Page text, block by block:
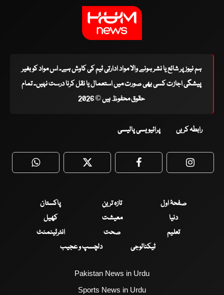
ہم نیوز پر شائع یا نشر ہونے والا مواد ادارتی ٹیم کی کاوش ہے۔ اس مواد کو بغیر
پیشگی اجازت کسی بھی صورت میں استعمال یا نقل کرنا درست نہیں۔ تمام
حقوق محفوظ ہیں © 2026
رابطہ کریں پرائیویسی پالیسی
WhatsApp Twitter Facebook
صفحۂ اول تازہ ترین
پاکستان
دنیا
معیشت
کھیل
تعلیم
صحت
انٹرٹینمنٹ
ٹیکنالوجی
دلچسپ و عجیب
Pakistan News in Urdu
Sports News in Urdu